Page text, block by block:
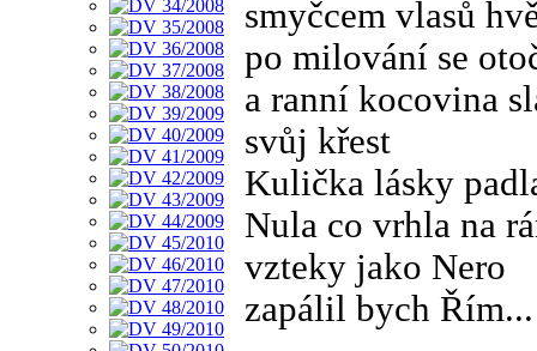
smyčcem vlasů
po milování se
a ranní kocovina
svůj křest
Kulička lásky
Nula co vrhla na
vzteky jako Nero
zapálil bych Řím...